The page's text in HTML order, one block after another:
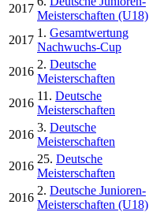
2017
Meisterschaften (U18)
2017
1. Gesamtwertung
Nachwuchs-Cup
2016
2. Deutsche
Meisterschaften
2016
11. Deutsche
Meisterschaften
2016
3. Deutsche
Meisterschaften
2016
25. Deutsche
Meisterschaften
2016
2. Deutsche Junioren-
Meisterschaften (U18)